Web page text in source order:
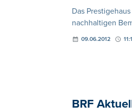
Das
nachhaltigen
09.06.2012
BRF